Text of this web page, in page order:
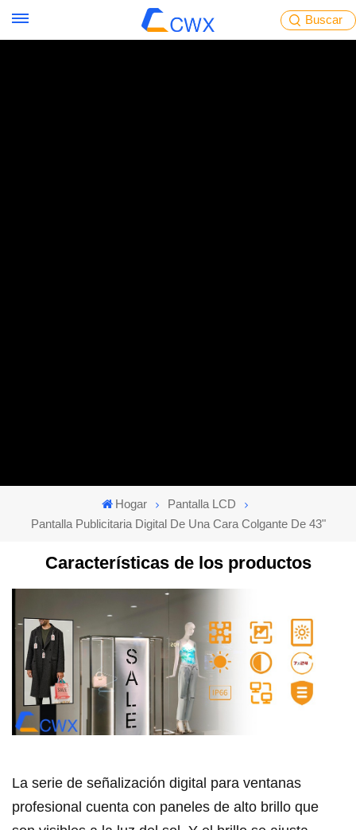
Buscar
Hogar
Pantalla LCD
Pantalla Publicitaria Digital De Una Cara Colgante De 43"
Características de los productos
La serie de señalización digital para ventanas
profesional cuenta con paneles de alto brillo que